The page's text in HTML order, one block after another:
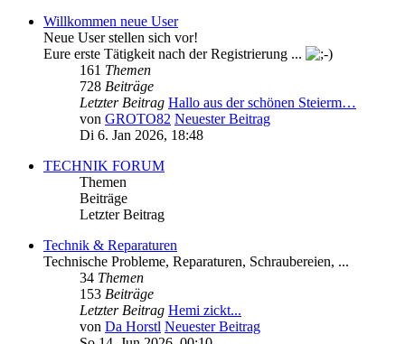
Willkommen neue User
Neue User stellen sich vor!
Eure erste Tätigkeit nach der Registrierung ...
161 Themen
728 Beiträge
Letzter Beitrag Hallo aus der schönen Steierm…
von GROTO82 Neuester Beitrag
Di 6. Jan 2026, 18:48
TECHNIK FORUM
Themen
Beiträge
Letzter Beitrag
Technik & Reparaturen
Technische Probleme, Reparaturen, Schraubereien, ...
34 Themen
153 Beiträge
Letzter Beitrag Hemi zickt...
von Da Horstl Neuester Beitrag